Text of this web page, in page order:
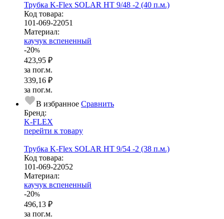
Трубка K-Flex SOLAR HT 9/48 -2 (40 п.м.)
Код товара:
101-069-22051
Ма­­те­­ри­­ал:
каучук вспененный
-20%
423,95 ₽
за пог.м.
339,16 ₽
за пог.м.
В избранное Сравнить
Бренд:
K-FLEX
перейти к товару
Трубка K-Flex SOLAR HT 9/54 -2 (38 п.м.)
Код товара:
101-069-22052
Ма­­те­­ри­­ал:
каучук вспененный
-20%
496,13 ₽
за пог.м.